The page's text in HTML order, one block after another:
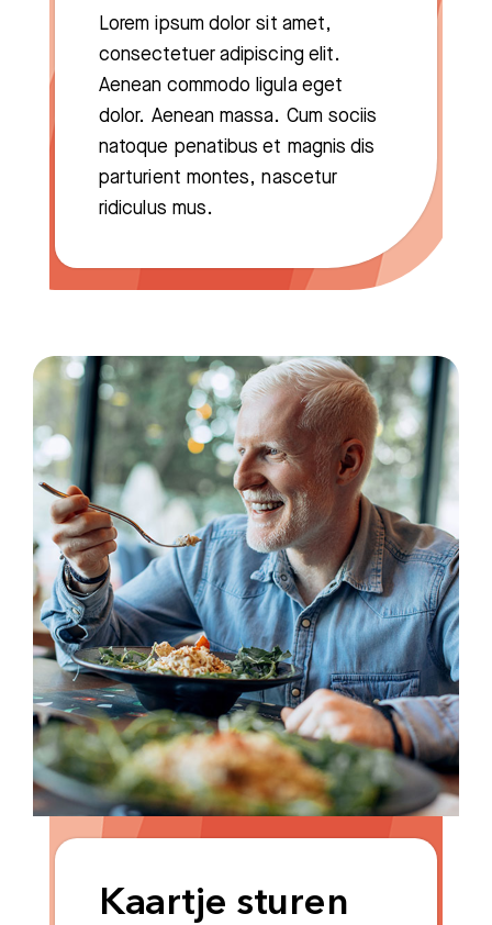
Lorem ipsum dolor sit amet,
consectetuer adipiscing elit.
Aenean commodo ligula eget
dolor. Aenean massa. Cum sociis
natoque penatibus et magnis dis
parturient montes, nascetur
ridiculus mus.
Kaartje sturen